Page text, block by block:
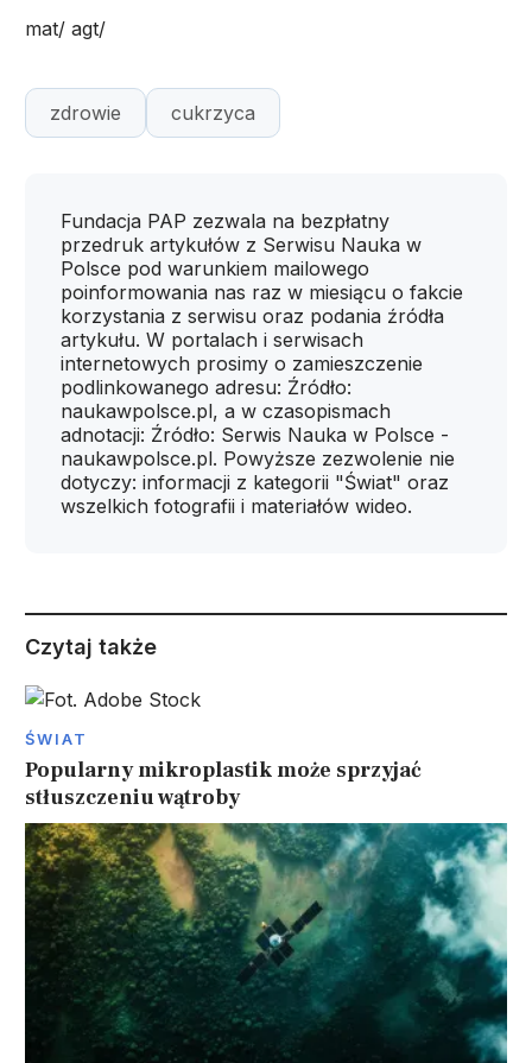
mat/ agt/
zdrowie cukrzyca
Fundacja PAP zezwala na bezpłatny
przedruk artykułów z Serwisu Nauka w
Polsce pod warunkiem mailowego
poinformowania nas raz w miesiącu o fakcie
korzystania z serwisu oraz podania źródła
artykułu. W portalach i serwisach
internetowych prosimy o zamieszczenie
podlinkowanego adresu: Źródło:
naukawpolsce.pl, a w czasopismach
adnotacji: Źródło: Serwis Nauka w Polsce -
naukawpolsce.pl. Powyższe zezwolenie nie
dotyczy: informacji z kategorii "Świat" oraz
wszelkich fotografii i materiałów wideo.
Czytaj także
ŚWIAT
Popularny mikroplastik może sprzyjać
stłuszczeniu wątroby